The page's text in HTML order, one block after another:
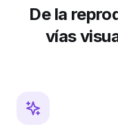
De la
vías